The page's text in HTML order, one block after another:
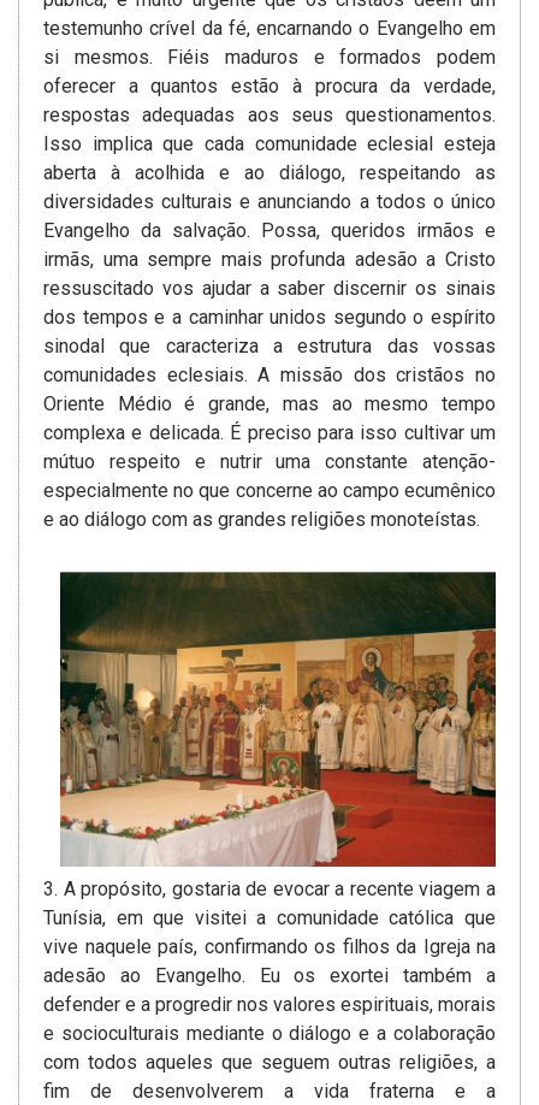
testemunho crível da fé, encarnando o Evangelho em
si mesmos. Fiéis maduros e formados podem
oferecer a quantos estão à procura da verdade,
respostas adequadas aos seus questionamentos.
Isso implica que cada comunidade eclesial esteja
aberta à acolhida e ao diálogo, respeitando as
diversidades culturais e anunciando a todos o único
Evangelho da salvação. Possa, queridos irmãos e
irmãs, uma sempre mais profunda adesão­ a Cristo
ressuscitado vos ajudar a saber discernir os sinais
dos tempos e a caminhar unidos segundo o espírito
sinodal que caracteriza a estrutura das vossas
comunidades eclesiais. A missão dos cristãos no
Oriente Médio é grande, mas ao mesmo tempo
complexa e delicada. É preciso­ para isso cultivar um
mútuo respeito e nutrir uma constante atenção­
especialmente no que concerne ao campo ecumênico
e ao diálogo com as grandes religiões monoteístas.
3. A propósito, gostaria de evocar a recente viagem a
Tunísia, em que visitei a comunidade católica que
vive naquele país, confirmando­ os filhos da Igreja na
adesão ao Evangelho. Eu os exortei também a
defender e a progredir nos valores espirituais, morais
e socioculturais­ mediante o diálogo e a colaboração
com todos aqueles que seguem­ outras religiões, a
fim de desenvolverem a vida fraterna e a